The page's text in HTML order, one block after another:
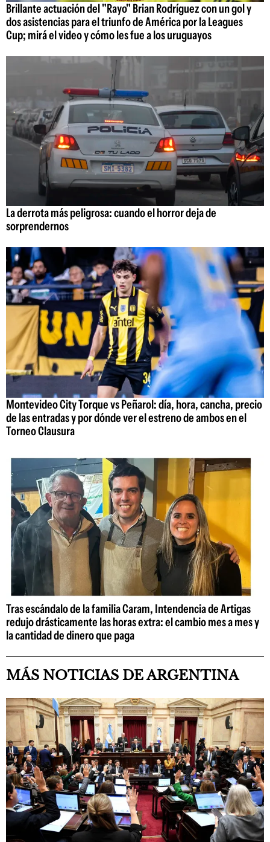
Brillante actuación del "Rayo" Brian Rodríguez con un gol y
dos asistencias para el triunfo de América por la Leagues
Cup; mirá el video y cómo les fue a los uruguayos
La derrota más peligrosa: cuando el horror deja de
sorprendernos
Montevideo City Torque vs Peñarol: día, hora, cancha, precio
de las entradas y por dónde ver el estreno de ambos en el
Torneo Clausura
Tras escándalo de la familia Caram, Intendencia de Artigas
redujo drásticamente las horas extra: el cambio mes a mes y
la cantidad de dinero que paga
MÁS NOTICIAS DE ARGENTINA